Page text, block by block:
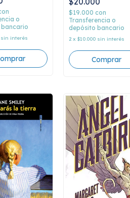
o
sin interés
$19.000 con
Transferencia o
depósito bancario
2 x $10.000 sin interés